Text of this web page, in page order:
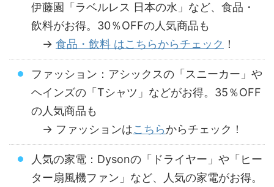
伊藤園「ラベルレス 日本の水」など、食品・
飲料がお得。30％OFFの人気商品も
→ 食品・飲料 はこちらからチェック ！
ファッション：アシックスの「スニーカー」や
ヘインズの「Tシャツ」などがお得。35％OFF
の人気商品も
→ ファッションはこちらからチェック！
人気の家電：Dysonの「ドライヤー」や「ヒー
ター扇風機ファン」など、人気の家電がお得。